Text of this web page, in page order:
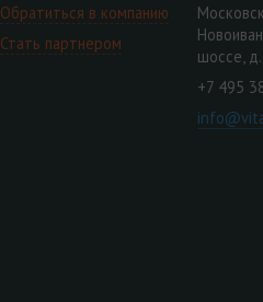
Обратиться в компанию
Стать партнером
шоссе,
+7 495